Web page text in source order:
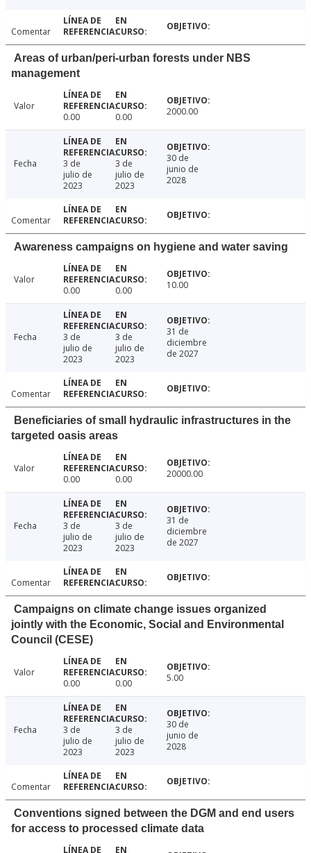
Comentar
Areas of urban/peri-urban forests under NBS
management
Valor
0.00
0.00 2000.00
Fecha
3 de
julio de
2023
3 de
julio de
2023
30 de
junio de
2028
Comentar
Awareness campaigns on hygiene and water saving
Valor
0.00
0.00 10.00
Fecha
3 de
julio de
2023
3 de
julio de
2023
31 de
diciembre
de 2027
Comentar
Beneficiaries of small hydraulic infrastructures in the
targeted oasis areas
Valor
0.00
0.00 20000.00
Fecha
3 de
julio de
2023
3 de
julio de
2023
31 de
diciembre
de 2027
Comentar
Campaigns on climate change issues organized
jointly with the Economic, Social and Environmental
Council (CESE)
Valor
0.00
0.00 5.00
Fecha
3 de
julio de
2023
3 de
julio de
2023
30 de
junio de
2028
Comentar
Conventions signed between the DGM and end users
for access to processed climate data